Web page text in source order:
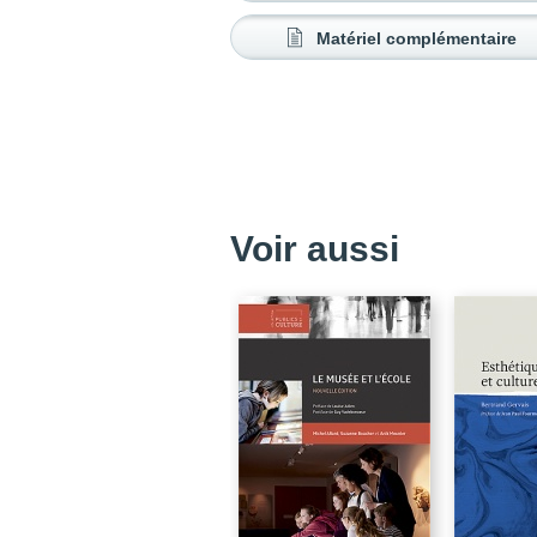
Matériel complémentaire
Voir aussi